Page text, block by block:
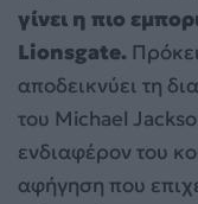
γίνει η πιο
Lionsgate.
αποδεικνύει τη
του Michael
ενδιαφέρον του
αφήγηση που